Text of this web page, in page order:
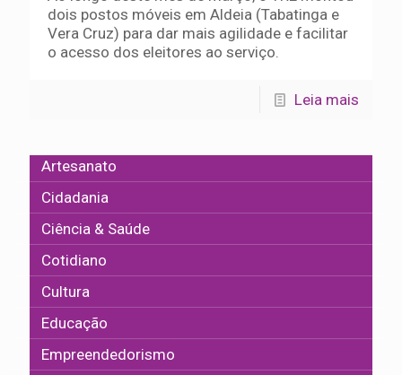
dois postos móveis em Aldeia (Tabatinga e
Vera Cruz) para dar mais agilidade e facilitar
o acesso dos eleitores ao serviço.
Leia mais
Artesanato
Cidadania
Ciência & Saúde
Cotidiano
Cultura
Educação
Empreendedorismo